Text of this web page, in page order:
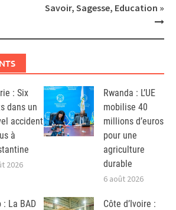
Savoir, Sagesse, Education »
: Six
dans un
accident
à
2026
Rwanda : L’UE
mobilise 40
millions d’euros
pour une
agriculture
durable
6 août 2026
: La BAD
Côte d’Ivoire :